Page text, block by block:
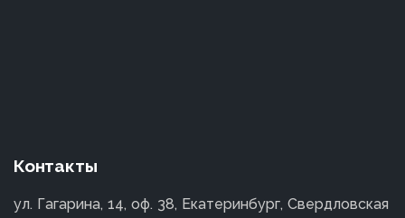
Контакты
ул. Гагарина, 14, оф. 38, Екатеринбург, Свердловская